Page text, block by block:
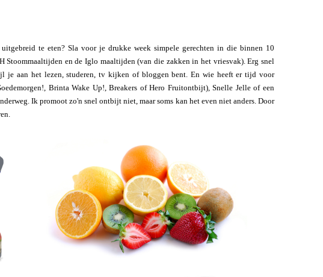
te eten? Sla voor je drukke week simpele gerechten in die binnen 10
en de Iglo maaltijden (van die zakken in het vriesvak). Erg snel
je aan het lezen, studeren, tv kijken of bloggen bent. En wie heeft er tijd voor
Brinta Wake Up!, Breakers of Hero Fruitontbijt), Snelle Jelle of een
Ik promoot zo'n snel ontbijt niet, maar soms kan het even niet anders. Door